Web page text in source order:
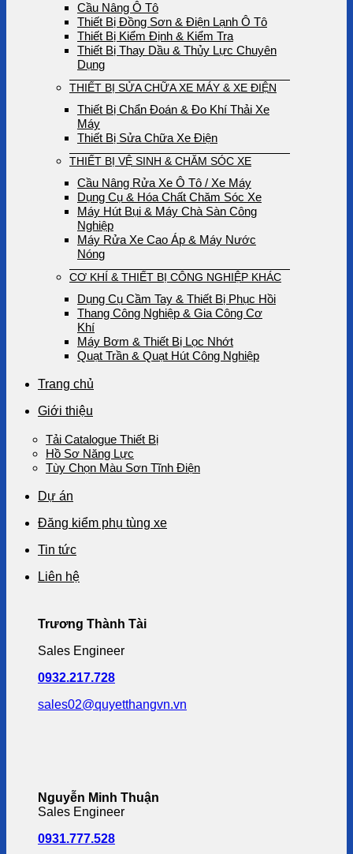
Cầu Nâng Ô Tô
Thiết Bị Đồng Sơn & Điện Lạnh Ô Tô
Thiết Bị Kiểm Định & Kiểm Tra
Thiết Bị Thay Dầu & Thủy Lực Chuyên
Dụng
THIẾT BỊ SỬA CHỮA XE MÁY & XE ĐIỆN
Thiết Bị Chẩn Đoán & Đo Khí Thải Xe
Máy
Thiết Bị Sửa Chữa Xe Điện
THIẾT BỊ VỆ SINH & CHĂM SÓC XE
Cầu Nâng Rửa Xe Ô Tô / Xe Máy
Dụng Cụ & Hóa Chất Chăm Sóc Xe
Máy Hút Bụi & Máy Chà Sàn Công
Nghiệp
Máy Rửa Xe Cao Áp & Máy Nước
Nóng
CƠ KHÍ & THIẾT BỊ CÔNG NGHIỆP KHÁC
Dụng Cụ Cầm Tay & Thiết Bị Phục Hồi
Thang Công Nghiệp & Gia Công Cơ
Khí
Máy Bơm & Thiết Bị Lọc Nhớt
Quạt Trần & Quạt Hút Công Nghiệp
Trang chủ
Giới thiệu
Tải Catalogue Thiết Bị
Hồ Sơ Năng Lực
Tùy Chọn Màu Sơn Tĩnh Điện
Dự án
Đăng kiểm phụ tùng xe
Tin tức
Liên hệ
Trương Thành Tài
Sales Engineer
0932.217.728
sales02@quyetthangvn.vn
Nguyễn Minh Thuận
Sales Engineer
0931.777.528